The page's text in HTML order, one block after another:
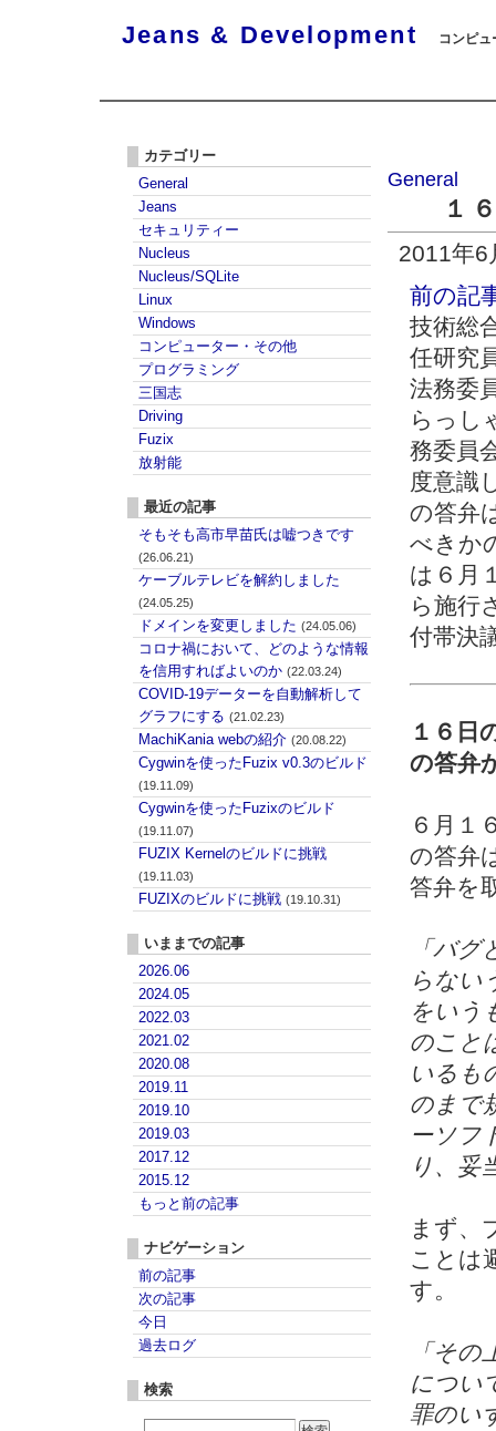
Jeans & Development コンピュ
General
１
2011年6
前の記
技術総
任研究
法務委
らっし
務委員
度意識
の答弁
べきか
は６月
ら施行
付帯決
１６日
の答弁
６月１
の答弁
答弁を
「バ
らない
をいう
のこと
いるも
のまで
ーソフ
り、妥
まず、
ことは
す。
「そ
につい
罪のい
カテゴリー
General
Jeans
セキュリティー
Nucleus
Nucleus/SQLite
Linux
Windows
コンピューター・その他
プログラミング
三国志
Driving
Fuzix
放射能
最近の記事
そもそも高市早苗氏は嘘つきです
(26.06.21)
ケーブルテレビを解約しました
(24.05.25)
ドメインを変更しました (24.05.06)
コロナ禍において、どのような情報
を信用すればよいのか (22.03.24)
COVID-19データーを自動解析して
グラフにする (21.02.23)
MachiKania webの紹介 (20.08.22)
Cygwinを使ったFuzix v0.3のビルド
(19.11.09)
Cygwinを使ったFuzixのビルド
(19.11.07)
FUZIX Kernelのビルドに挑戦
(19.11.03)
FUZIXのビルドに挑戦 (19.10.31)
いままでの記事
2026.06
2024.05
2022.03
2021.02
2020.08
2019.11
2019.10
2019.03
2017.12
2015.12
もっと前の記事
ナビゲーション
前の記事
次の記事
今日
過去ログ
検索